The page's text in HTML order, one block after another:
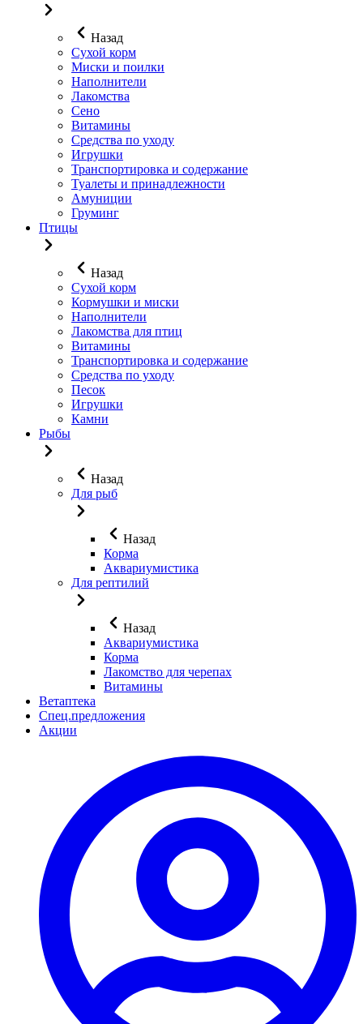
Назад
Сухой корм
Миски и поилки
Наполнители
Лакомства
Сено
Витамины
Средства по уходу
Игрушки
Транспортировка и содержание
Туалеты и принадлежности
Амуниции
Груминг
Птицы
Назад
Сухой корм
Кормушки и миски
Наполнители
Лакомства для птиц
Витамины
Транспортировка и содержание
Средства по уходу
Песок
Игрушки
Камни
Рыбы
Назад
Для рыб
Назад
Корма
Аквариумистика
Для рептилий
Назад
Аквариумистика
Корма
Лакомство для черепах
Витамины
Ветаптека
Спец.предложения
Акции